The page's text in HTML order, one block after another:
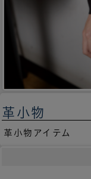
革小物
革小物アイテム